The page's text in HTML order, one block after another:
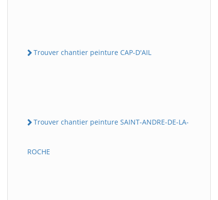
Trouver chantier peinture CAP-D'AIL
Trouver chantier peinture SAINT-ANDRE-DE-LA-
ROCHE